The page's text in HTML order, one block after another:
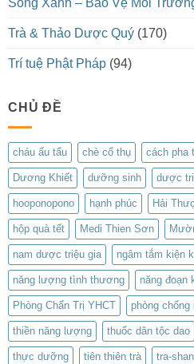
Sống Xanh – Bảo Vệ Môi
Trà & Thảo Dược Quý (170)
Trí tuệ Phật Pháp (94)
CHỦ ĐỀ
cháu ấu tẩu chè cổ thụ cách pha
Dương Khiết dưỡng sinh dược
hooponopono hạnh phúc Hải
hộp quà tết Medi Thien Sơn
nam dược triệu gia ngâm tắm kiện
năng lượng tình thương năng đoạn
Phòng Chẩn Trị YHCT phòng
thiền năng lượng thuốc dân tộc dao
thực dưỡng tiên thiên trà tra-